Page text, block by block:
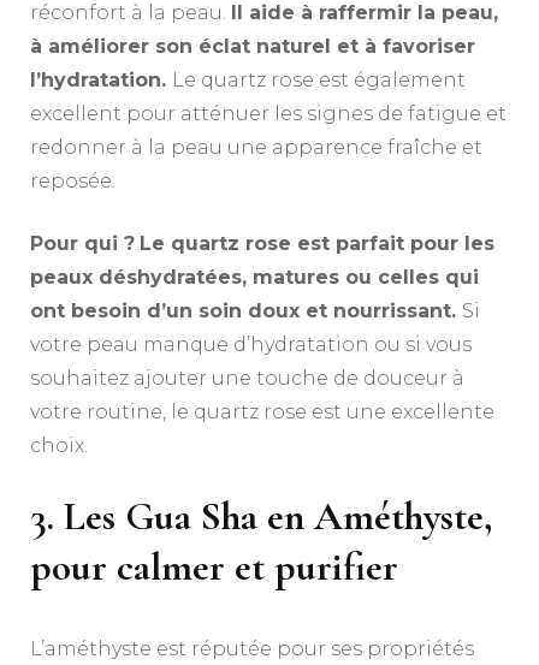
réconfort à la peau.
Il aide à raffermir la peau,
à améliorer son éclat naturel et à favoriser
l’hydratation. Le quartz rose est également
excellent pour atténuer les signes de fatigue et
redonner à la peau une apparence fraîche et
reposée.
Pour qui ? Le quartz rose est parfait pour les
peaux déshydratées, matures ou celles qui
ont besoin d’un soin doux et nourrissant. Si
votre peau manque d’hydratation ou si vous
souhaitez ajouter une touche de douceur à
votre routine, le quartz rose est une excellente
choix.
3. Les Gua Sha en Améthyste,
pour calmer et purifier
L’améthyste est réputée pour ses propriétés